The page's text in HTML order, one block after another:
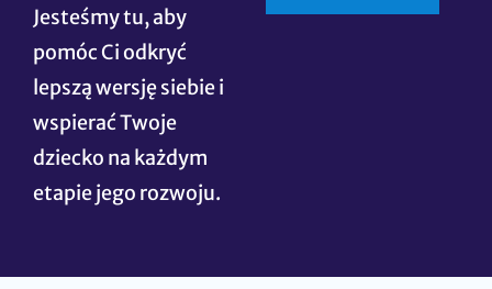
Jesteśmy tu, aby
pomóc Ci odkryć
lepszą wersję siebie i
wspierać Twoje
dziecko na każdym
etapie jego rozwoju.